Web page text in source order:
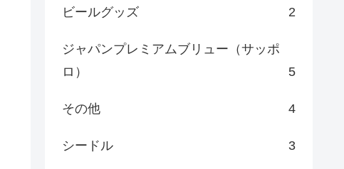
ビールグッズ 2
ジャパンプレミアムブリュー（サッポ
ロ）
5
その他 4
シードル 3